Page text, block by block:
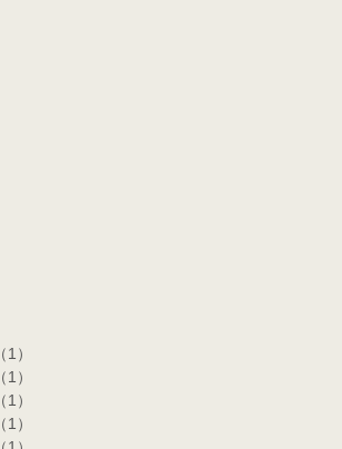
（1）
（1）
（1）
（1）